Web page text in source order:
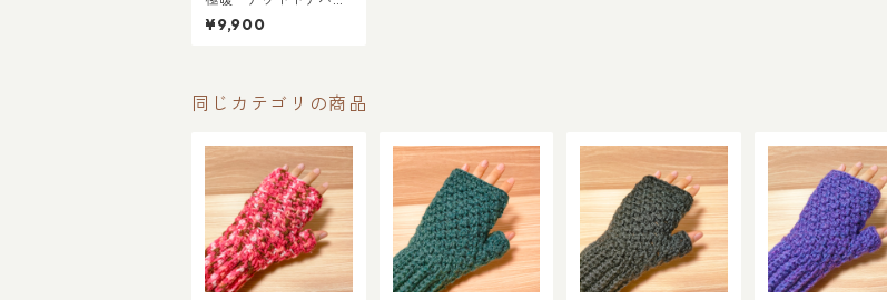
ドウォーマー／ミント
ソーダ
¥9,900
同じカテゴリの商品